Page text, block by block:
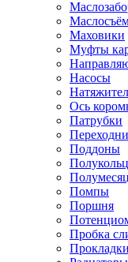
Маховики
Муфты
Насосы
Ось
Патрубки
Поддоны
Полумесяц
Помпы
Поршня
Пробка
Прокладки